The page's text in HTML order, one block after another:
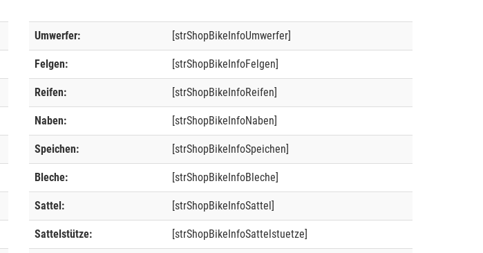
Umwerfer: [strShopBikeInfoUmwerfer]
Felgen: [strShopBikeInfoFelgen]
Reifen: [strShopBikeInfoReifen]
Naben: [strShopBikeInfoNaben]
Speichen: [strShopBikeInfoSpeichen]
Bleche: [strShopBikeInfoBleche]
Sattel: [strShopBikeInfoSattel]
Sattelstütze: [strShopBikeInfoSattelstuetze]